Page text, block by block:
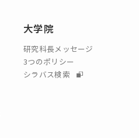
大学院
研究科長メッセージ
3つのポリシー
シラバス検索